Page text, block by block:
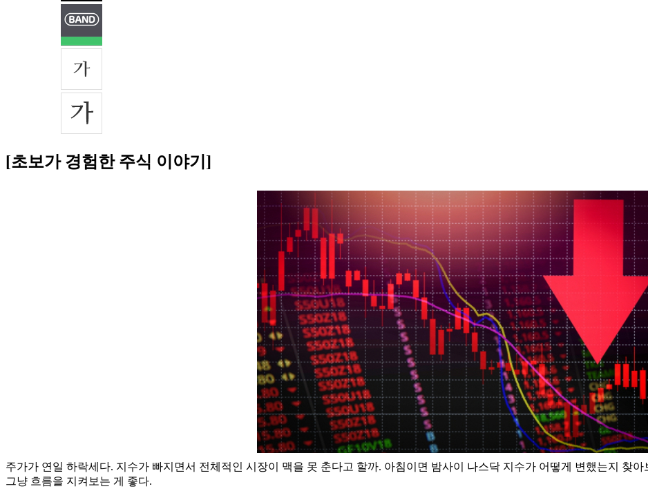
[초보가 경험한 주식 이야기]
주가가 연일 하락세다. 지수가 빠지면서 전체적인 시장이 맥을 못 춘다고 할까. 아침이면 밤사이 나스닥 지수가 어떻게 변했는지 찾
그냥 흐름을 지켜보는 게 좋다.